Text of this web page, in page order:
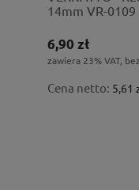
14mm VR-0109
6,90 zł
zawiera 23% VAT,
Cena netto: 5,61